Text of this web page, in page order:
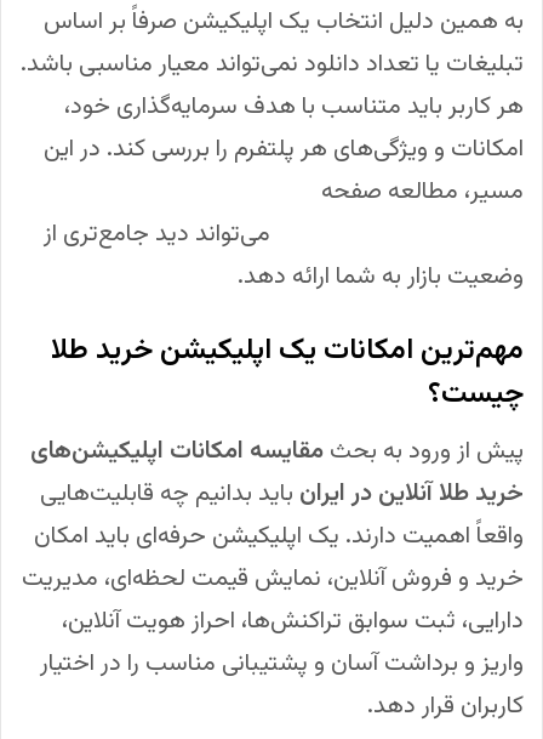
به همین دلیل انتخاب یک اپلیکیشن صرفاً بر اساس
تبلیغات یا تعداد دانلود نمی‌تواند معیار مناسبی باشد.
هر کاربر باید متناسب با هدف سرمایه‌گذاری خود،
امکانات و ویژگی‌های هر پلتفرم را بررسی کند. در این
مسیر، مطالعه صفحه
می‌تواند دید جامع‌تری از
وضعیت بازار به شما ارائه دهد.
مهم‌ترین امکانات یک اپلیکیشن خرید طلا
چیست؟
پیش از ورود به بحثمقایسه امکانات اپلیکیشن‌های
خرید طلا آنلاین در ایران باید بدانیم چه قابلیت‌هایی
واقعاً اهمیت دارند. یک اپلیکیشن حرفه‌ای باید امکان
خرید و فروش آنلاین، نمایش قیمت لحظه‌ای، مدیریت
دارایی، ثبت سوابق تراکنش‌ها، احراز هویت آنلاین،
واریز و برداشت آسان و پشتیبانی مناسب را در اختیار
کاربران قرار دهد.